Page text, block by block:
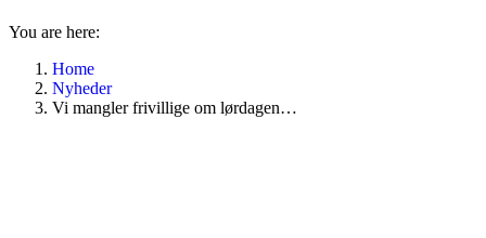
You are here:
Home
Nyheder
Vi mangler frivillige om lørdagen…